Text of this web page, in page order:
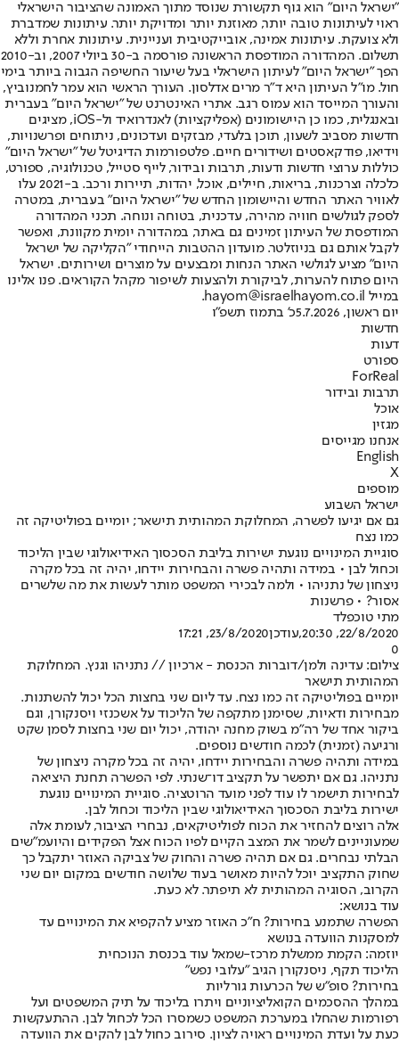
"ישראל היום" הוא גוף תקשורת שנוסד מתוך האמונה שהציבור הישראלי
ראוי לעיתונות טובה יותר, מאוזנת יותר ומדויקת יותר. עיתונות שמדברת
ולא צועקת. עיתונות אמינה, אובייקטיבית ועניינית. עיתונות אחרת וללא
תשלום. המהדורה המודפסת הראשונה פורסמה ב-30 ביולי 2007, וב-2010
הפך "ישראל היום" לעיתון הישראלי בעל שיעור החשיפה הגבוה ביותר בימי
חול. מו"ל העיתון היא ד"ר מרים אדלסון. העורך הראשי הוא עמר לחמנוביץ,
והעורך המייסד הוא עמוס רגב. אתרי האינטרנט של "ישראל היום" בעברית
ובאנגלית, כמו כן היישומונים (אפליקציות) לאנדרואיד ול-iOS, מציגים
חדשות מסביב לשעון, תוכן בלעדי, מבזקים ועדכונים, ניתוחים ופרשנויות,
וידיאו, פודקאסטים ושידורים חיים. פלטפורמות הדיגיטל של "ישראל היום"
כוללות ערוצי חדשות ודעות, תרבות ובידור, לייף סטייל, טכנולוגיה, ספורט,
כלכלה וצרכנות, בריאות, חיילים, אוכל, יהדות, תיירות ורכב. ב-2021 עלו
לאוויר האתר החדש והיישומון החדש של "ישראל היום" בעברית, במטרה
לספק לגולשים חוויה מהירה, עדכנית, בטוחה ונוחה. תכני המהדורה
המודפסת של העיתון זמינים גם באתר, במהדורה יומית מקוונת, ואפשר
לקבל אותם גם בניוזלטר. מועדון ההטבות הייחודי "הקליקה של ישראל
היום" מציע לגולשי האתר הנחות ומבצעים על מוצרים ושירותים. ישראל
היום פתוח להערות, לביקורת ולהצעות לשיפור מקהל הקוראים. פנו אלינו
במייל hayom@israelhayom.co.il.
יום ראשון, 5.7.2026
כ' בתמוז תשפ"ו
חדשות
דעות
ספורט
ForReal
תרבות ובידור
אוכל
מגזין
אנחנו מגייסים
English
X
מוספים
ישראל השבוע
גם אם יגיעו לפשרה, המחלוקת המהותית תישאר; יומיים בפוליטיקה זה
כמו נצח
סוגיית המינויים נוגעת ישירות בליבת הסכסוך האידיאולוגי שבין הליכוד
וכחול לבן • במידה ותהיה פשרה והבחירות יידחו, יהיה זה בכל מקרה
ניצחון של נתניהו • ולמה לבכירי המשפט מותר לעשות את מה שלשרים
אסור? • פרשנות
מתי טוכפלד
22/8/2020, 20:30
,עודכן23/8/2020, 17:21
0
צילום: עדינה ולמן/דוברות הכנסת - ארכיון // נתניהו וגנץ. המחלוקת
המהותית תישאר
יומיים בפוליטיקה זה כמו נצח. עד ליום שני בחצות הכל יכול להשתנות.
מבחירות ודאיות, שסימנן מתקפה של הליכוד על אשכנזי ויסנקורן, וגם
ביקור אחד של רה"מ בשוק מחנה יהודה, יכול יום שני בחצות לסמן שקט
ורגיעה (זמנית) לכמה חודשים נוספים.
במידה ותהיה פשרה והבחירות יידחו, יהיה זה בכל מקרה ניצחון של
נתניהו. גם אם יתפשר על תקציב דו־שנתי. לפי הפשרה תחנת היציאה
לבחירות תישמר לו עוד לפני מועד הרוטציה. סוגיית המינויים נוגעת
ישירות בליבת הסכסוך האידיאולוגי שבין הליכוד וכחול לבן.
אלה רוצים להחזיר את הכוח לפוליטיקאים, נבחרי הציבור, לעומת אלה
שמעוניינים לשמר את המצב הקיים לפיו הכוח אצל הפקידים והיועמ"שים
הבלתי נבחרים. גם אם תהיה פשרה והחוק של צביקה האוזר יתקבל כך
שחוק התקציב יוכל להיות מאושר בעוד שלושה חודשים במקום יום שני
הקרוב, הסוגיה המהותית לא תיפתר. לא כעת.
עוד בנושא:
הפשרה שתמנע בחירות? ח"כ האוזר מציע להקפיא את המינויים עד
למסקנות הוועדה בנושא
יוזמה: הקמת ממשלת מרכז-שמאל עוד בכנסת הנוכחית
הליכוד תקף, ניסנקורן הגיב "עלובי נפש"
בחירות? סופ"ש של הכרעות גורליות
במהלך ההסכמים הקואליציוניים ויתרו בליכוד על תיק המשפטים ועל
רפורמות שהחלו במערכת המשפט כשמסרו הכל לכחול לבן. ההתעקשות
כעת על ועדת המינויים ראויה לציון. סירוב כחול לבן להקים את הוועדה